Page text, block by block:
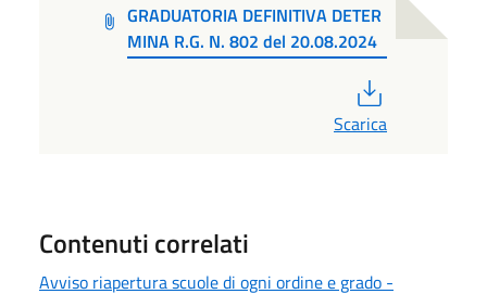
GRADUATORIA DEFINITIVA DETER
MINA R.G. N. 802 del 20.08.2024
Scarica
Contenuti correlati
Avviso riapertura scuole di ogni ordine e grado -